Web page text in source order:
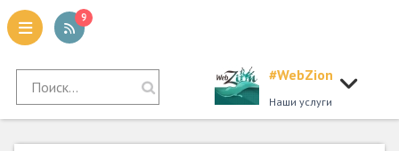
9
#WebZion
Наши услуги